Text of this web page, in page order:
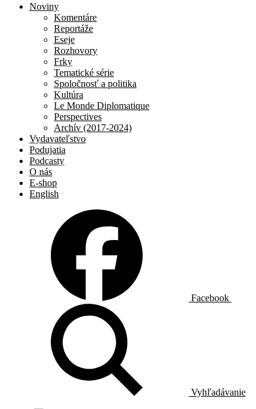
Noviny
Komentáre
Reportáže
Eseje
Rozhovory
Frky
Tematické série
Spoločnosť a politika
Kultúra
Le Monde Diplomatique
Perspectives
Archív (2017-2024)
Vydavateľstvo
Podujatia
Podcasty
O nás
E-shop
English
Facebook
Vyhľadávanie